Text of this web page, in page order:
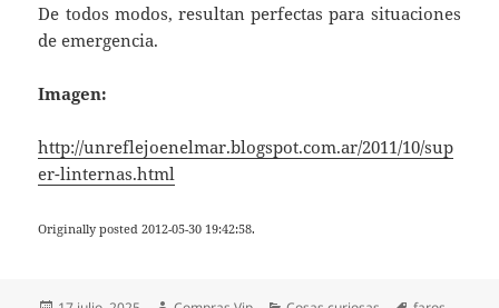
De todos modos, resultan perfectas para situaciones
de emergencia.
Imagen:
http://unreflejoenelmar.blogspot.com.ar/2011/10/sup
er-linternas.html
Originally posted 2012-05-30 19:42:58.